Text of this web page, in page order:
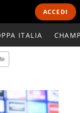
ACCEDI
ITALIA